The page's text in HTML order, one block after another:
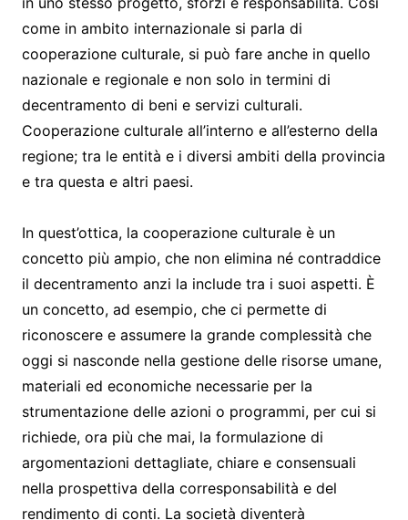
come in ambito internazionale si parla di
cooperazione culturale, si può fare anche in quello
nazionale e regionale e non solo in termini di
decentramento di beni e servizi culturali.
Cooperazione culturale all’interno e all’esterno della
regione; tra le entità e i diversi ambiti della provincia
e tra questa e altri paesi.
In quest’ottica, la cooperazione culturale è un
concetto più ampio, che non elimina né contraddice
il decentramento anzi la include tra i suoi aspetti. È
un concetto, ad esempio, che ci permette di
riconoscere e assumere la grande complessità che
oggi si nasconde nella gestione delle risorse umane,
materiali ed economiche necessarie per la
strumentazione delle azioni o programmi, per cui si
richiede, ora più che mai, la formulazione di
argomentazioni dettagliate, chiare e consensuali
nella prospettiva della corresponsabilità e del
rendimento di conti. La società diventerà